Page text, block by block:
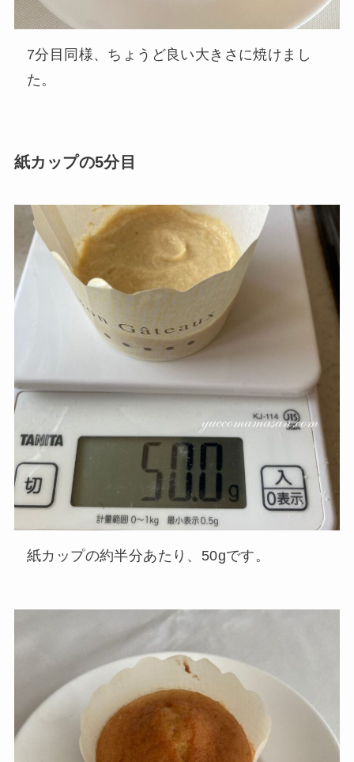
7分目同様、ちょうど良い大きさに焼けまし
た。
紙カップの5分目
紙カップの約半分あたり、50gです。